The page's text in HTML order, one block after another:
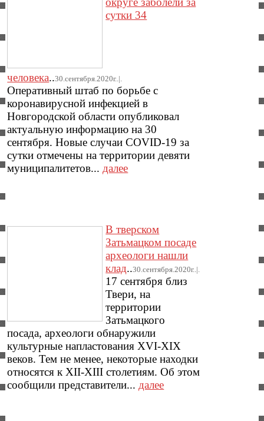
сутки 34
человека..30.сентября.2020г..|.
Оперативный штаб по борьбе с
коронавирусной инфекцией в
Новгородской области опубликовал
актуальную информацию на 30
сентября. Новые случаи COVID-19 за
сутки отмечены на территории девяти
муниципалитетов...далее
В тверском
Затьмацком посаде
археологи нашли
клад..30.сентября.2020г..|.
17 сентября близ
Твери, на
территории
Затьмацкого
посада, археологи обнаружили
культурные напластования XVI-XIX
веков. Тем не менее, некоторые находки
относятся к XII-XIII столетиям. Об этом
сообщили представители... далее